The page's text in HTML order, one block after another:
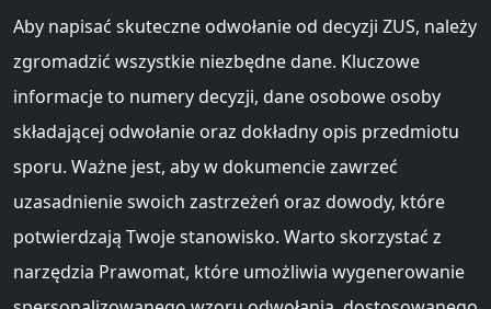
Aby napisać skuteczne odwołanie od decyzji ZUS, należy
zgromadzić wszystkie niezbędne dane. Kluczowe
informacje to numery decyzji, dane osobowe osoby
składającej odwołanie oraz dokładny opis przedmiotu
sporu. Ważne jest, aby w dokumencie zawrzeć
uzasadnienie swoich zastrzeżeń oraz dowody, które
potwierdzają Twoje stanowisko. Warto skorzystać z
narzędzia Prawomat, które umożliwia wygenerowanie